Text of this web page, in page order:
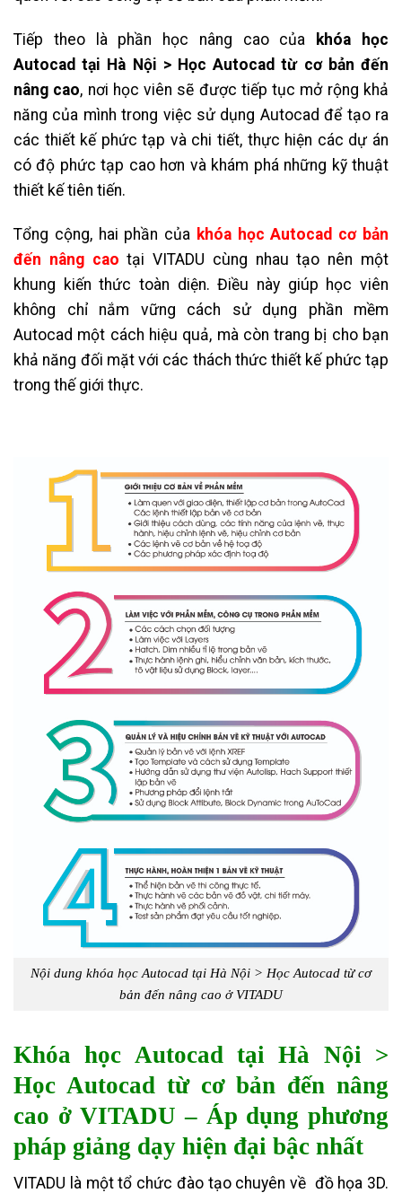
Tiếp theo là phần học nâng cao của
khóa học
Autocad tại Hà Nội > Học Autocad từ cơ bản đến
nâng cao, nơi học viên sẽ được tiếp tục mở rộng khả
năng của mình trong việc sử dụng Autocad để tạo ra
các thiết kế phức tạp và chi tiết, thực hiện các dự án
có độ phức tạp cao hơn và khám phá những kỹ thuật
thiết kế tiên tiến.
Tổng cộng, hai phần của khóa học Autocad cơ bản
đến nâng cao tại VITADU cùng nhau tạo nên một
khung kiến thức toàn diện. Điều này giúp học viên
không chỉ nắm vững cách sử dụng phần mềm
Autocad một cách hiệu quả, mà còn trang bị cho bạn
khả năng đối mặt với các thách thức thiết kế phức tạp
trong thế giới thực.
Nội dung khóa học Autocad tại Hà Nội > Học Autocad từ cơ
bản đến nâng cao ở VITADU
Khóa học Autocad tại Hà Nội >
Học Autocad từ cơ bản đến nâng
cao ở VITADU – Áp dụng phương
pháp giảng dạy hiện đại bậc nhất
VITADU là một tổ chức đào tạo chuyên về đồ họa 3D.